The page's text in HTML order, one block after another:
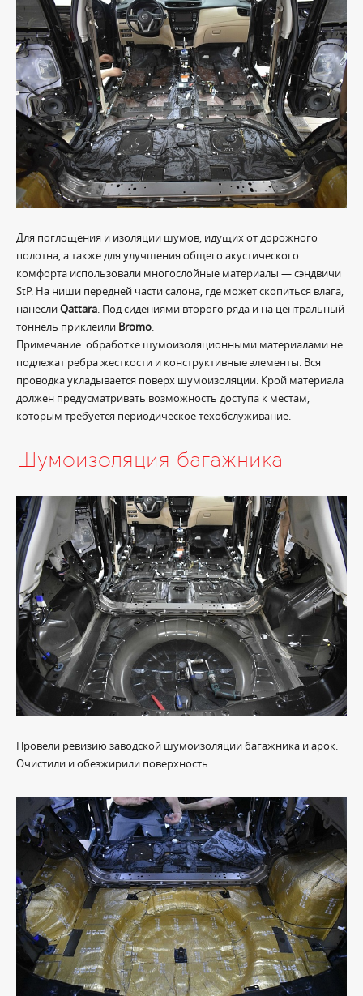
Для поглощения и изоляции шумов, идущих от дорожного
полотна, а также для улучшения общего акустического
комфорта использовали многослойные материалы — сэндвичи
StP. На ниши передней части салона, где может скопиться влага,
нанеслиQattara. Под сидениями второго ряда и на центральный
тоннель приклеили Bromo.
Примечание: обработке шумоизоляционными материалами не
подлежат ребра жесткости и конструктивные элементы. Вся
проводка укладывается поверх шумоизоляции. Крой материала
должен предусматривать возможность доступа к местам,
которым требуется периодическое техобслуживание.
Шумоизоляция багажника
Провели ревизию заводской шумоизоляции багажника и арок.
Очистили и обезжирили поверхность.